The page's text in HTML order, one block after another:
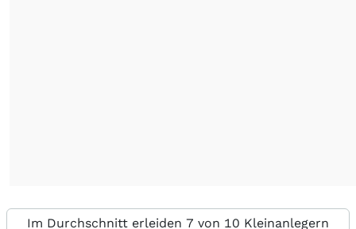
Im Durchschnitt erleiden 7 von 10 Kleinanlegern